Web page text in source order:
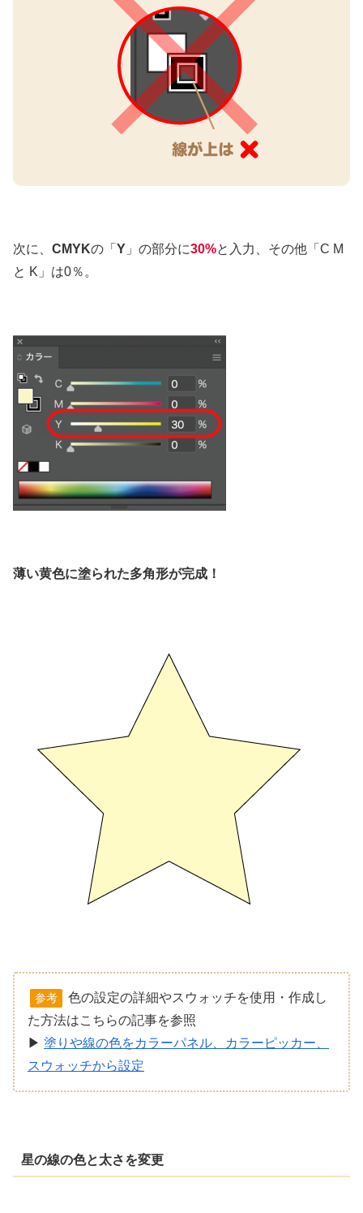
次に、 CMYKの「 Y 」の部分に30%と入力、その他「C M
と K」は0％。
薄い黄色に塗られた多角形が完成！
参考
色の設定の詳細やスウォッチを使用・作成し
た方法はこちらの記事を参照
▶︎ 塗りや線の色をカラーパネル、カラーピッカー、
スウォッチから設定
星の線の色と太さを変更